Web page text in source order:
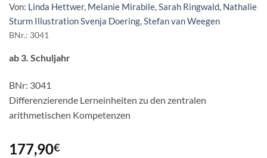
Von: Linda Hettwer, Melanie Mirabile,Sarah Ringwald, Nathalie
Sturm Illustration Svenja Doering,Stefan van Weegen
BNr.: 3041
177,90€
ab 3. Schuljahr
BNr: 3041
Differenzierende Lerneinheiten zu den zentralen
arithmetischen Kompetenzen